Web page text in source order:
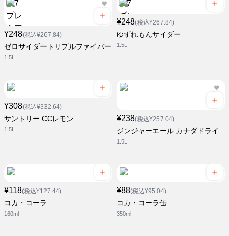
¥248(税込¥267.84)
ゼロサイダートリプルファイバー
1.5L
¥248(税込¥267.84)
ゆずれもんサイダー
1.5L
¥308(税込¥332.64)
サントリー CCレモン
1.5L
¥238(税込¥257.04)
ジンジャーエール カナダドライ
1.5L
¥118(税込¥127.44)
コカ・コーラ
160ml
¥88(税込¥95.04)
コカ・コーラ缶
350ml